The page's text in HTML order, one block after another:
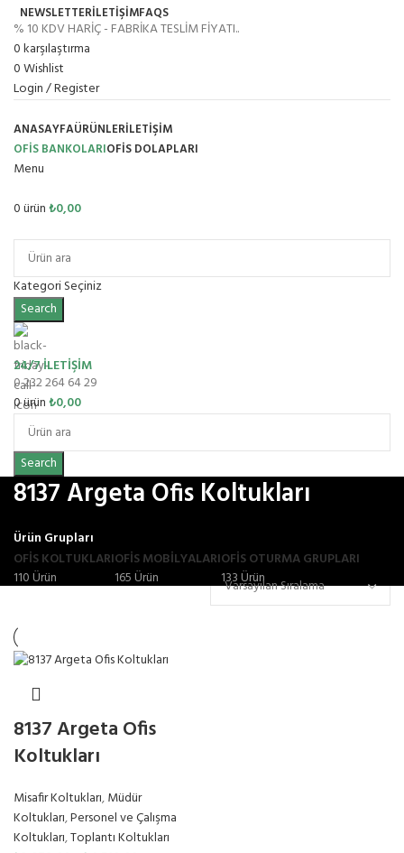
NEWSLETTERİLETİŞİMFAQS
% 10 KDV HARİÇ - FABRİKA TESLİM FİYATI..
0karşılaştırma
0Wishlist
Login / Register
ANASAYFAÜRÜNLERİLETIŞIM
OFİS BANKOLARIOFIS DOLAPLARI
Menu
0ürün₺0,00
Kategori Seçiniz
Search
24/7 İLETİŞİM
0 232 264 64 29
0ürün₺0,00
Search
8137 Argeta Ofis Koltukları
Ürün Grupları
OFIS KOLTUKLARI
110 Ürün
OFİS MOBİLYALARI
165 Ürün
OFIS OTURMA GRUPLARI
133 Ürün
8137 Argeta Ofis
Koltukları
Misafir Koltukları,Müdür
Koltukları,Personel ve Çalışma
Koltukları,Toplantı Koltukları